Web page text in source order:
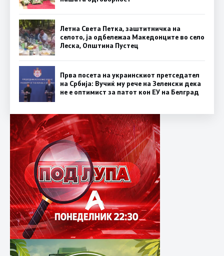
Летна Света Петка, заштитничка на
селото, ја одбележаа Македонците во село
Леска, Општина Пустец
Прва посета на украинскиот претседател
на Србија: Вучиќ му рече на Зеленски дека
не е оптимист за патот кон ЕУ на Белград